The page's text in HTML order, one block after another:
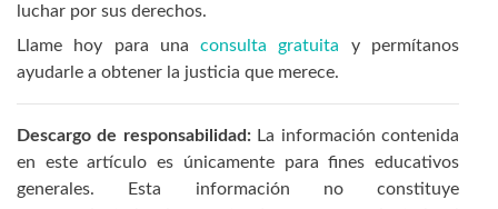
luchar por sus derechos.
Llame hoy para unaconsulta gratuita y permítanos
ayudarle a obtener la justicia que merece.
Descargo de responsabilidad:La información contenida
en este artículo es únicamente para fines educativos
generales. Esta información no constituye